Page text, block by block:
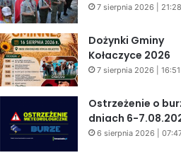
7 sierpnia 2026 | 21:28
Dożynki Gminy
Kołaczyce 2026
7 sierpnia 2026 | 16:51
Ostrzeżenie o
dniach 6-
6 sierpnia 2026 |